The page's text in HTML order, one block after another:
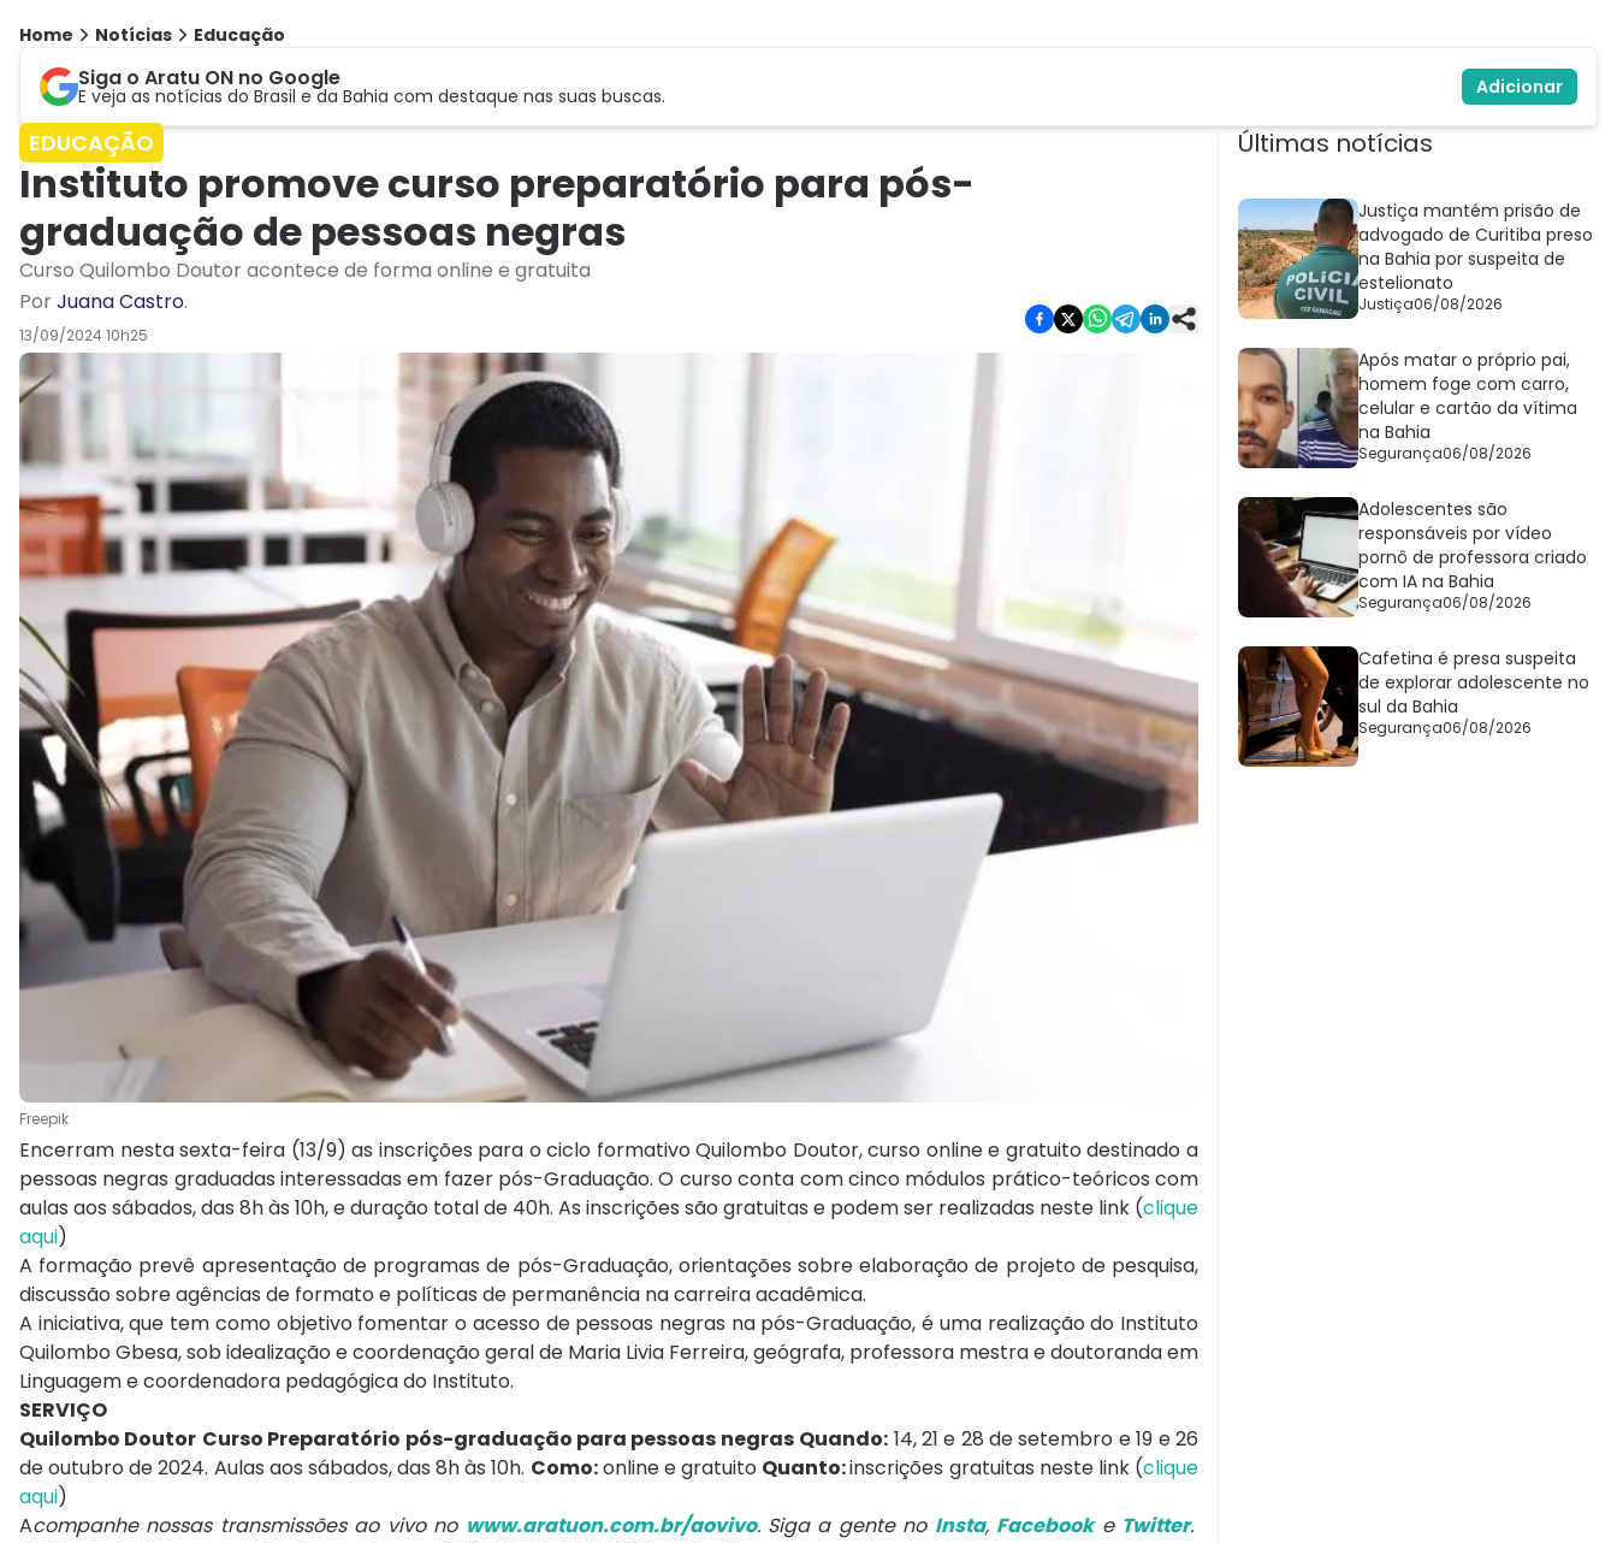
Home Notícias Educação
Siga o Aratu ON no Google
E veja as notícias do Brasil e da Bahia com destaque nas suas buscas. Adicionar
EDUCAÇÃO
Instituto promove curso preparatório para pós-
graduação de pessoas negras
Curso Quilombo Doutor acontece de forma online e gratuita
PorJuana Castro.
13/09/2024 10h25
Freepik
Encerram nesta sexta-feira (13/9) as inscrições para o ciclo formativo Quilombo Doutor, curso online e gratuito destinado a
pessoas negras graduadas interessadas em fazer pós-Graduação. O curso conta com cinco módulos prático-teóricos com
aulas aos sábados, das 8h às 10h, e duração total de 40h. As inscrições são gratuitas e podem ser realizadas neste link (clique
aqui)
A formação prevê apresentação de programas de pós-Graduação, orientações sobre elaboração de projeto de pesquisa,
discussão sobre agências de formato e políticas de permanência na carreira acadêmica.
A iniciativa, que tem como objetivo fomentar o acesso de pessoas negras na pós-Graduação, é uma realização do Instituto
Quilombo Gbesa, sob idealização e coordenação geral de Maria Livia Ferreira, geógrafa, professora mestra e doutoranda em
Linguagem e coordenadora pedagógica do Instituto.
SERVIÇO
Quilombo Doutor Curso Preparatório pós-graduação para pessoas negras Quando: 14, 21 e 28 de setembro e 19 e 26
de outubro de 2024. Aulas aos sábados, das 8h às 10h. Como:online e gratuito Quanto:inscrições gratuitas neste link (clique
aqui)
Acompanhe nossas transmissões ao vivo no www.aratuon.com.br/aovivo. Siga a gente no Insta, Facebooke Twitter.
Últimas notícias
Justiça mantém prisão de
advogado de Curitiba preso
na Bahia por suspeita de
estelionato
Justiça06/08/2026
Após matar o próprio pai,
homem foge com carro,
celular e cartão da vítima
na Bahia
Segurança06/08/2026
Adolescentes são
responsáveis por vídeo
pornô de professora criado
com IA na Bahia
Segurança06/08/2026
Cafetina é presa suspeita
de explorar adolescente no
sul da Bahia
Segurança06/08/2026